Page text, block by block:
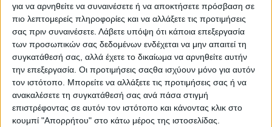
για να αρνηθείτε να συναινέσετε ή να αποκτήσετε πρόσβαση σε
πιο λεπτομερείς πληροφορίες και να αλλάξετε τις προτιμήσεις
σας πριν συναινέσετε. Λάβετε υπόψη ότι κάποια επεξεργασία
των προσωπικών σας δεδομένων ενδέχεται να μην απαιτεί τη
συγκατάθεσή σας, αλλά έχετε το δικαίωμα να αρνηθείτε αυτήν
την επεξεργασία. Οι προτιμήσεις σαςθα ισχύουν μόνο για αυτόν
τον ιστότοπο. Μπορείτε να αλλάξετε τις προτιμήσεις σας ή να
ανακαλέσετε τη συγκατάθεσή σας ανά πάσα στιγμή
επιστρέφοντας σε αυτόν τον ιστότοπο και κάνοντας κλικ στο
κουμπί "Απορρήτου" στο κάτω μέρος της ιστοσελίδας.